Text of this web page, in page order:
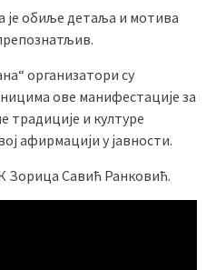
обиље детаља и мотива
организатори су
ове манифестације за
традиције и културе
афирмацији у јавности.
Зорица Савић Ранковић.